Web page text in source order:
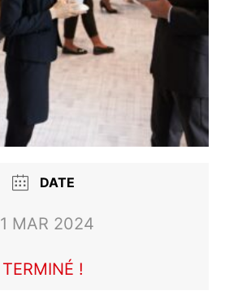
DATE
MAR 2024
TERMINÉ !